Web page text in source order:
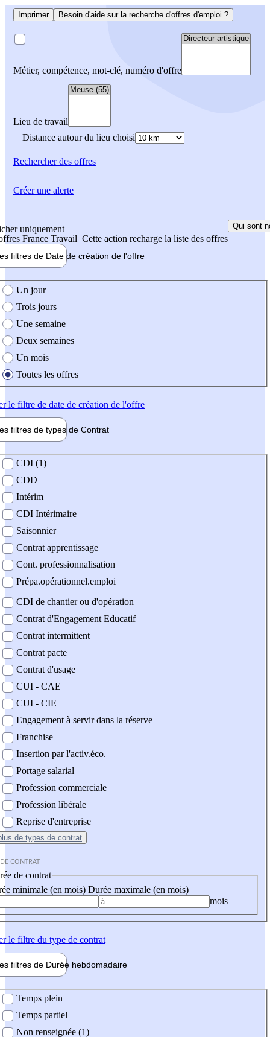
Imprimer Besoin d'aide sur la recherche d'offres d'emploi ?
Métier, compétence, mot-clé, numéro d'offre
Lieu de travail
Distance autour du lieu choisi
Rechercherdes offres
uniquement
France Travail Cette action recharge la liste des offres
Qui sont
filtres de Date de création de l'offre
création de l'offre
Un jour
Trois jours
Une semaine
Deux semaines
Un mois
Toutes les offres
le filtre de date de création de l'offre
filtres de types de Contrat
contrat
CDI (1)
CDD
Intérim
CDI Intérimaire
Saisonnier
Contrat apprentissage
Cont. professionnalisation
Prépa.opérationnel.emploi
CDI de chantier ou d'opération
Contrat d'Engagement Educatif
Contrat intermittent
Contrat pacte
Contrat d'usage
CUI - CAE
CUI - CIE
Engagement à servir dans la réserve
Franchise
Insertion par l'activ.éco.
Portage salarial
Profession commerciale
Profession libérale
Reprise d'entreprise
de types de contrat
CONTRAT
de contrat
minimale (en mois) Durée maximale (en mois)
mois
le filtre du type de contrat
filtres de Durée hebdomadaire
Temps plein
Temps partiel
Non renseignée (1)
Créer une alerte